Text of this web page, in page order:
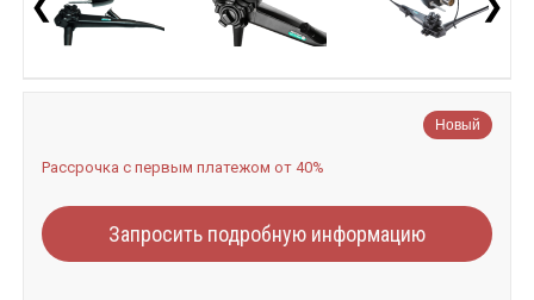
Новый
Рассрочка с первым платежом от 40%
Запросить подробную информацию